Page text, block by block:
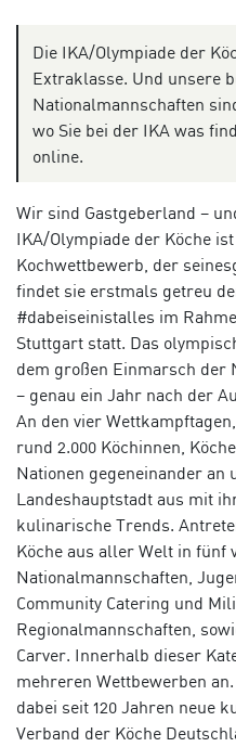
Die IKA/Olympiade der
Extraklasse. Und unsere
Nationalmannschaften
wo Sie bei der IKA was
online.
Wir sind Gastgeberland –
IKA/Olympiade der Köche
Kochwettbewerb, der
findet sie erstmals getreu
#dabeiseinistalles im
Stuttgart statt. Das
dem großen Einmarsch der
– genau ein Jahr nach der
An den vier
rund 2.000 Köchinnen,
Nationen gegeneinander an
Landeshauptstadt aus mit
kulinarische Trends.
Köche aus aller Welt in fünf
Nationalmannschaften,
Community Catering und
Regionalmannschaften,
Carver. Innerhalb dieser
mehreren Wettbewerben
dabei seit 120 Jahren neue
Verband der Köche